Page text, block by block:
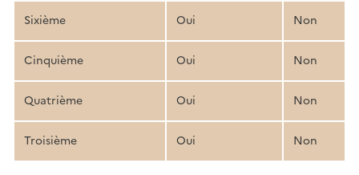
Sixième Oui Non
Cinquième Oui Non
Quatrième Oui Non
Troisième Oui Non